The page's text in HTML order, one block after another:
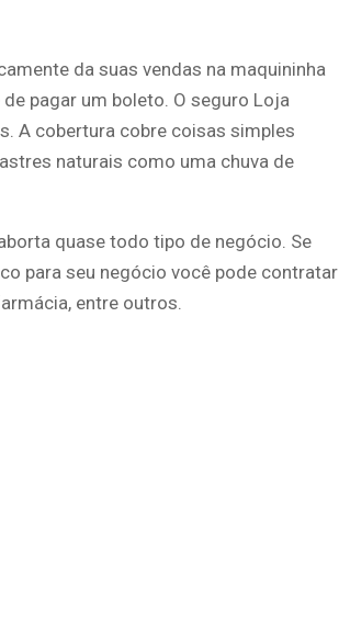
da suas vendas na maquininha
pagar um boleto. O seguro Loja
A cobertura cobre coisas simples
naturais como uma chuva de
quase todo tipo de negócio. Se
para seu negócio você pode contratar
entre outros.